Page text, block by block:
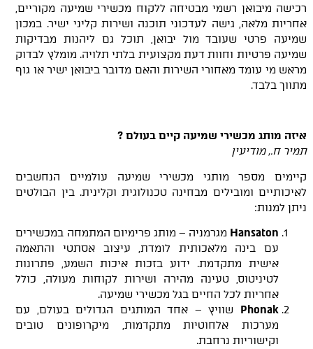
רכישה מיבואן רשמי מבטיחה ללקוח מכשירי שמיעה מקוריים,
אחריות מלאה, גישה לעדכוני תוכנה ושירות קליני ישיר. במכון
שמיעה פרטי שעובד מול יבואן, תוכל גם ליהנות מבדיקות
שמיעה פרטיות וחוות דעת מקצועית בלתי תלויה. מומלץ לבדוק
מראש מי עומד מאחורי השירות והאם מדובר ביבואן ישיר או גוף
מתווך בלבד.
איזה מותג מכשירי שמיעה קיים בעולם ?
תמיר ח., מודיעין
קיימים מספר מותגי מכשירי שמיעה עולמיים הנחשבים
לאיכותיים ומובילים מבחינה טכנולוגית וקלינית. בין הבולטים
ניתן למנות:
Hansaton מגרמניה – מותג פרימיום המתמחה במכשירים
עם בינה מלאכותית לומדת, עיצוב אסתטי והתאמה
אישית מתקדמת. ידוע בזכות איכות השמע, פתרונות
לטיניטוס, טעינה מהירה ושירות לקוחות מעולה, כולל
אחריות לכל החיים בגל מכשירי שמיעה.
Phonak שוויץ – אחד המותגים הגדולים בעולם, עם
מערכות אלחוטיות מתקדמות, מיקרופונים טובים
וקישוריות נרחבת.